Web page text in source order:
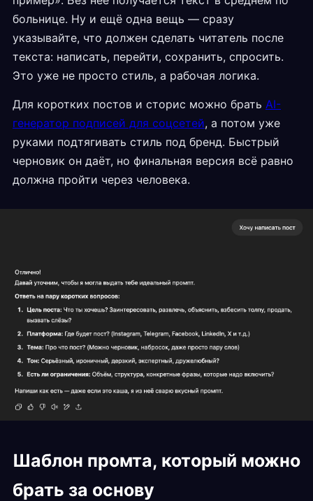
больнице. Ну и ещё одна вещь — сразу
указывайте, что должен сделать читатель после
текста: написать, перейти, сохранить, спросить.
Это уже не просто стиль, а рабочая логика.
Для коротких постов и сторис можно брать AI-
генератор подписей для соцсетей, а потом уже
руками подтягивать стиль под бренд. Быстрый
черновик он даёт, но финальная версия всё равно
должна пройти через человека.
Шаблон промта, который можно
брать за основу